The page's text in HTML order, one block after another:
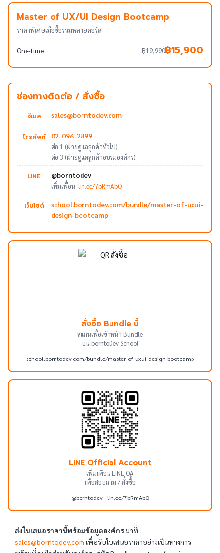
Master of UX/UI Design Bootcamp
ราคาพิเศษเมื่อซื้อรวมหลายคอร์ส
One-time ฿19,990฿15,900
ช่องทางติดต่อ / สั่งซื้อ
อีเมล sales@borntodev.com
โทรศัพท์ 02-096-2899
ต่อ 1 (ฝ่ายดูแลลูกค้าทั่วไป)
ต่อ 3 (ฝ่ายดูแลลูกค้าอบรมองค์กร)
LINE @borntodev
เพิ่มเพื่อน: lin.ee/7bRmAbQ
เว็บไซต์
school.borntodev.com/bundle/master-of-uxui-
design-bootcamp
สั่งซื้อ Bundle นี้
สแกนเพื่อเข้าหน้า Bundle
บน borntoDev School
school.borntodev.com/bundle/master-of-uxui-design-bootcamp
LINE Official Account
เพิ่มเพื่อน LINE OA
เพื่อสอบถาม / สั่งซื้อ
@borntodev · lin.ee/7bRmAbQ
ส่งใบเสนอราคานี้พร้อมข้อมูลองค์กรมาที่
sales@borntodev.com เพื่อรับใบเสนอราคาอย่างเป็นทางการ